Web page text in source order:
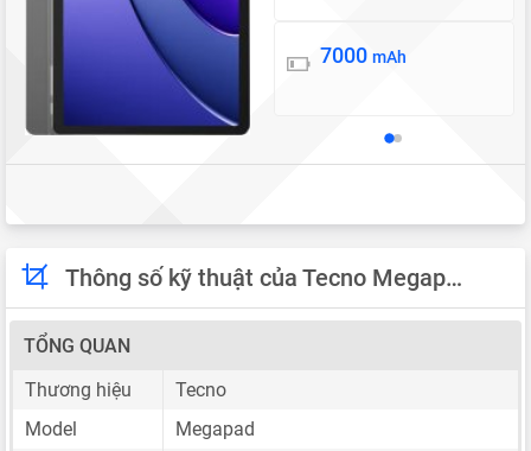
Pin
7000 mAh
Thông số kỹ thuật của Tecno Megapad
TỔNG QUAN
Thương hiệu
Tecno
Model
Megapad